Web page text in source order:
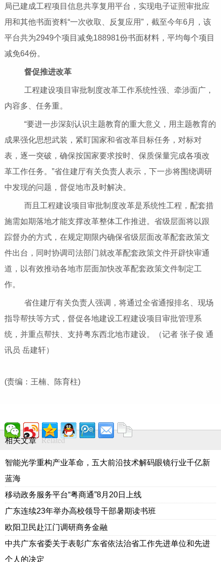
局已建成工程项目信息共享复用平台，实现电子证照审批应
用和其他书面资料“一次收取、反复应用”，截至今年6月，该
平台共为2949个项目减免188981份书面材料，平均每个项目
减免64份。
督促推进改革
工程建设项目审批制度改革工作系统性强、牵涉面广，
内容多、任务重。
“要进一步深刻认识主题教育的重大意义，用主题教育的
成果强化思想武装，紧盯国家和省改革目标任务，对标对
表，逐一突破，确保按国家要求按时、保质保量完成各项改
革工作任务。”省住建厅有关负责人表示，下一步将围绕调研
中发现的问题，督促地市及时解决。
而且工程建设项目审批制度改革是系统性工程，配套措
施需如期落地才能支撑改革整体工作推进。省级层面将以跟
踪督办的方式，在规定期限内确保省级层面改革配套政策文
件出台，同时协调司法部门就改革配套政策文件开辟快审通
道，以有效推动各地市层面加快改革配套政策文件制定工
作。
省住建厅有关负责人强调，将通过全省通报排名、现场
指导帮扶等方式，督促各地建设工程建设项目审批管理系
统，并重点帮扶、支持粤东西北地市建设。（记者 张子俊 通
讯员 岳建轩）
(责编：王楠、陈育柱)
相关文章 Related
智能光学重构产业革命，五大前沿技术解码眼镜行业千亿新
蓝海
移动政务服务平台“粤商通”8月20日上线
广东连续23年举办高校领导干部暑期读书班
欧阳卫民赴江门调研商务金融
中共广东省委关于表彰广东省依法治省工作先进单位和先进
个人的决定